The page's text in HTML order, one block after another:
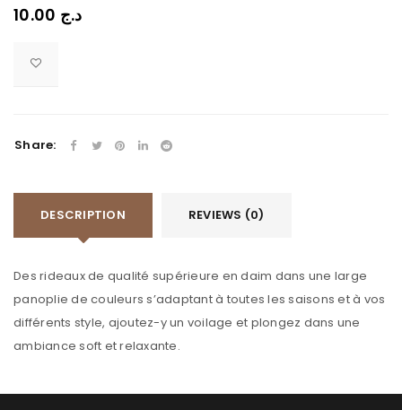
د.ج
Share:
DESCRIPTION REVIEWS (0)
Des rideaux de qualité supérieure en daim dans une large
panoplie de couleurs s’adaptant à toutes les saisons et à vos
différents style, ajoutez-y un voilage et plongez dans une
ambiance soft et relaxante.